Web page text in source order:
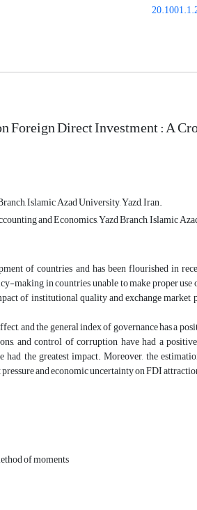
Direct Investment : A
Islamic Azad University, Yazd, Iran.
and Economics, Yazd Branch, Islamic
of countries and has been flourished in
making in countries unable to make proper
of institutional quality and exchange market
and the general index of governance has a
and control of corruption have had a
the greatest impact. Moreover, the
and economic uncertainty on FDI
of moments